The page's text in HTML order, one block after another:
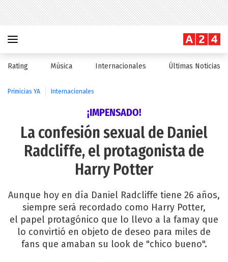
Rating Música Internacionales Últimas Noticias
Primicias YA Internacionales
¡IMPENSADO!
La confesión sexual de Daniel
Radcliffe, el protagonista de
Harry Potter
Aunque hoy en día Daniel Radcliffe tiene 26 años,
siempre será recordado como Harry Potter,
el papel protagónico que lo llevo a la famay que
lo convirtió en objeto de deseo para miles de
fans que amaban su look de "chico bueno".